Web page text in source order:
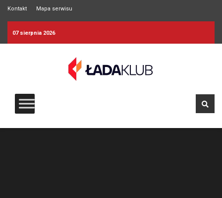
Kontakt Mapa serwisu
07 sierpnia 2026